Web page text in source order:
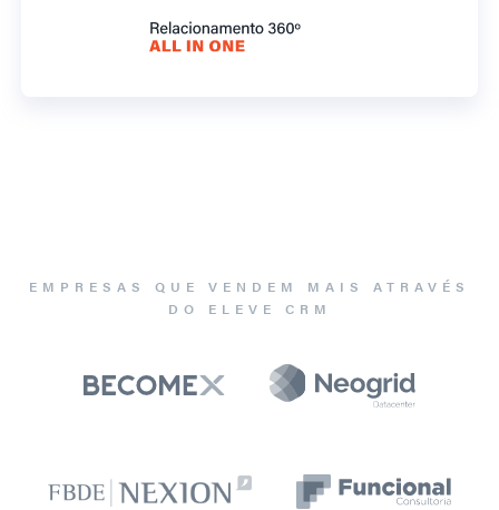
EMPRESAS QUE VENDEM MAIS ATRAVÉS
DO ELEVE CRM